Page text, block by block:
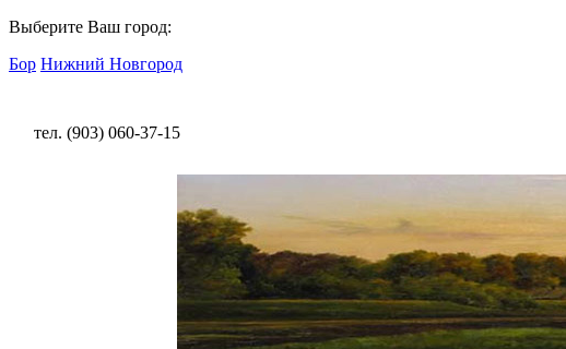
Выберите Ваш город:
Бор Нижний Новгород
тел. (903) 060-37-15